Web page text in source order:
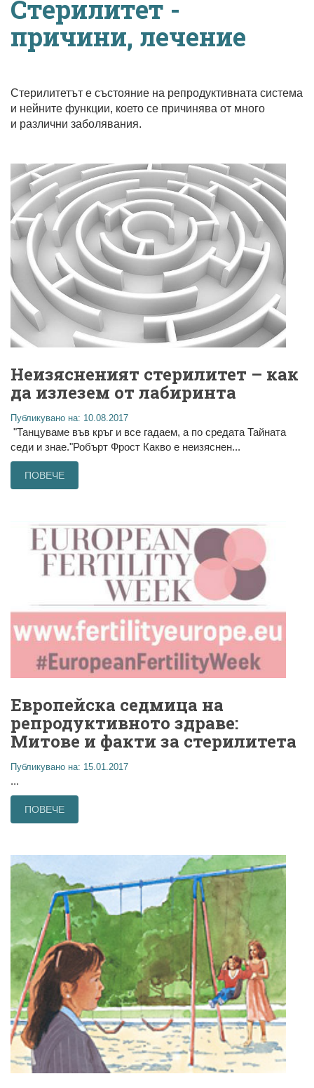
Стерилитет -
причини, лечение
Стерилитетът е състояние на репродуктивната система
и нейните функции, което се причинява от много
и различни заболявания.
Неизясненият стерилитет – как
да излезем от лабиринта
Публикувано на: 10.08.2017
"Танцуваме във кръг и все гадаем, а по средата Тайната
седи и знае."Робърт Фрост Какво е неизяснен...
ПОВЕЧЕ
Европейска седмица на
репродуктивното здраве:
Митове и факти за стерилитета
Публикувано на: 15.01.2017
...
ПОВЕЧЕ